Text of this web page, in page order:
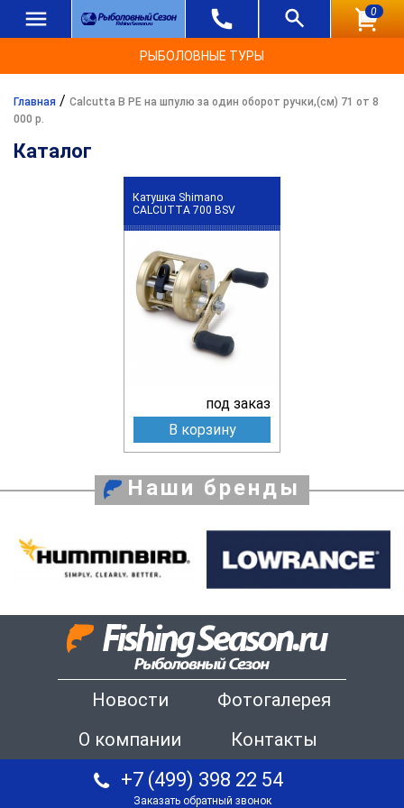
0
РЫБОЛОВНЫЕ ТУРЫ
Главная / Calcutta B PE на шпулю за один оборот ручки,(см) 71 от 8
000 р.
Каталог
Катушка Shimano
CALCUTTA 700 BSV
под заказ
В корзину
Наши бренды
Новости
Фотогалерея
О компании
Контакты
+7 (499) 398 22 54
Заказать обратный звонок